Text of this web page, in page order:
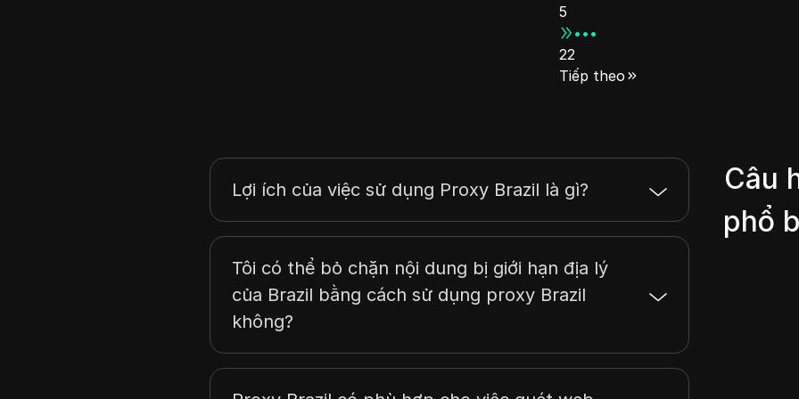
Liechtenstein
Litva
Luxembourg
Malta
New Zealand
Na Uy
thập dữ liệu lớn và
5
•••
22
Tiếp theo
Câu
phổ
Lợi ích của việc sử dụng Proxy Brazil là gì?
Tôi có thể bỏ chặn nội dung bị giới hạn địa lý
của Brazil bằng cách sử dụng proxy Brazil
không?